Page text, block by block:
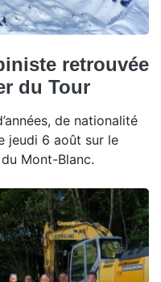
retrouvée
du Tour
de nationalité
jeudi 6 août sur le
Mont-Blanc.